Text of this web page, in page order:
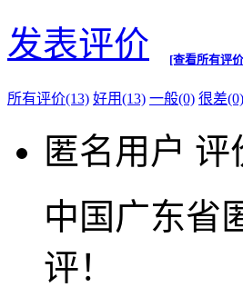
发表评价
[查看所有评
所有评价(13) 好用(13) 一般(0) 很差(0)
匿名用户 评
中国广东省
评！